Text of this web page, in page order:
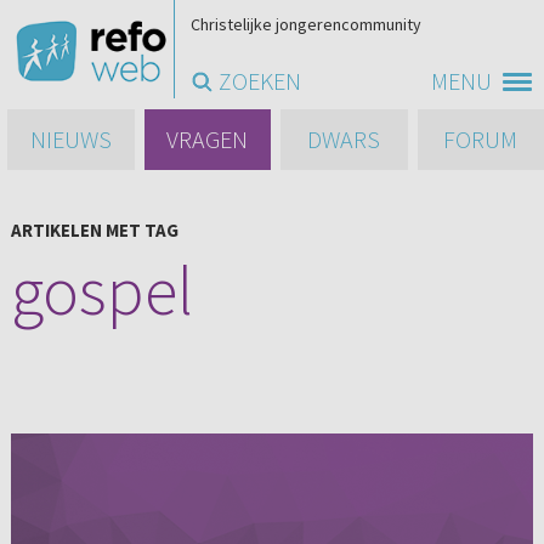
MENU
Christelijke jongerencommunity
ZOEKEN
NIEUWS
VRAGEN DWARS FORUM
ARTIKELEN MET TAG
gospel